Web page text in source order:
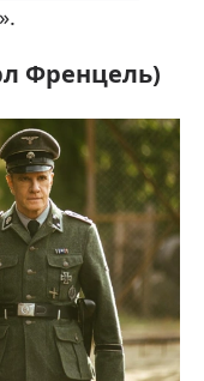
».
Френцель)